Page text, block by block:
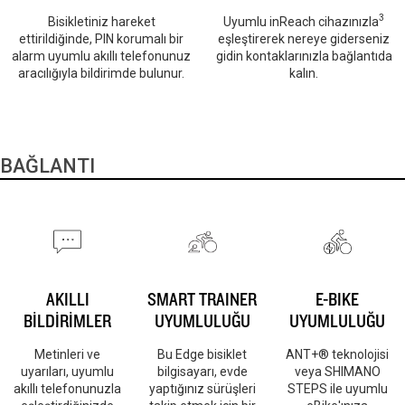
Bisikletiniz hareket
ettirildiğinde, PIN korumalı bir
alarm uyumlu akıllı telefonunuz
aracılığıyla bildirimde bulunur.
Uyumlu inReach cihazınızla3
eşleştirerek nereye giderseniz
gidin kontaklarınızla bağlantıda
kalın.
BAĞLANTI
AKILLI
BİLDİRİMLER
Metinleri ve
uyarıları, uyumlu
akıllı telefonunuzla
SMART TRAINER
UYUMLULUĞU
Bu Edge bisiklet
bilgisayarı, evde
yaptığınız sürüşleri
E-BIKE
UYUMLULUĞU
ANT+® teknolojisi
veya SHIMANO
STEPS ile uyumlu